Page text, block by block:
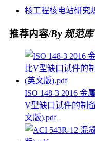
核工程核电站研究
推荐内容/By 规范库
ISO 148-3 2016 金
V型缺口试件的制
文版).pdf